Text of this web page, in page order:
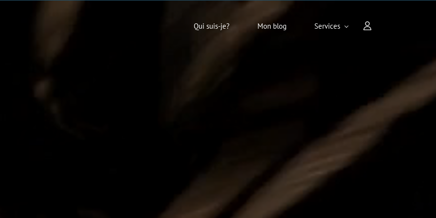
Qui suis-je? Mon blog Services
par le corps ce que chuchote l'âme